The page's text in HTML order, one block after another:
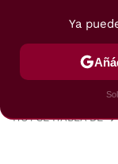
POSTRES
HOY SE HABLA DE
Ya